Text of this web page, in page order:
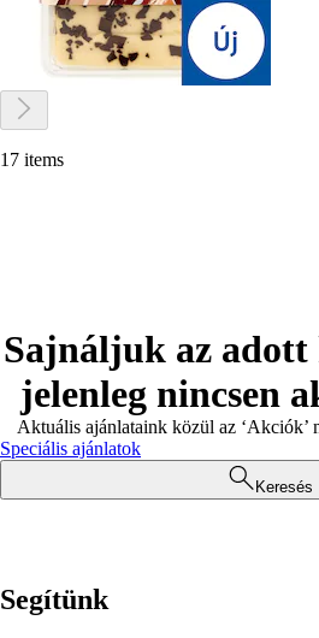
17 items
Sajnáljuk az adott
jelenleg nincsen
Aktuális ajánlataink közül az ‘Akciók’
Speciális ajánlatok
Keresés
Segítünk